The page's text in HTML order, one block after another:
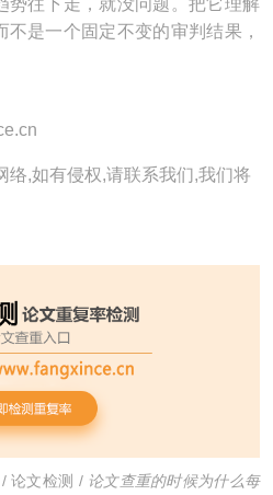
势往下走，就没问题。把它理解
是一个固定不变的审判结果，
络,如有侵权,请联系我们,我们将
/ 论文检测 / 论文查重的时候为什么每